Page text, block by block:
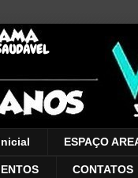
ESPAÇO
CONTATOS